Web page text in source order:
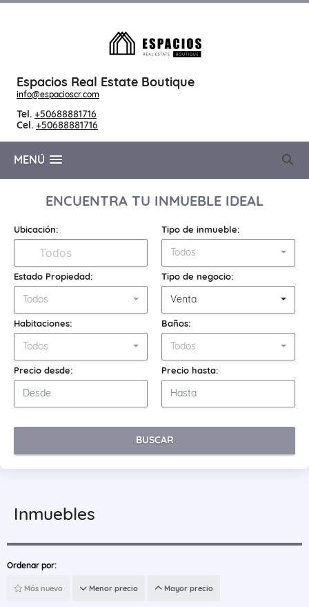
Espacios Real Estate Boutique
info@espacioscr.com
Tel. +50688881716
Cel. +50688881716
MENÚ
ENCUENTRA TU INMUEBLE IDEAL
Ubicación: Tipo de inmueble:
Todos
Estado Propiedad:
Todos
Tipo de negocio:
Venta
Habitaciones:
Todos
Baños:
Todos
Precio desde: Precio hasta:
BUSCAR
Inmuebles
Ordenar por:
Más nuevo Menor precio Mayor precio